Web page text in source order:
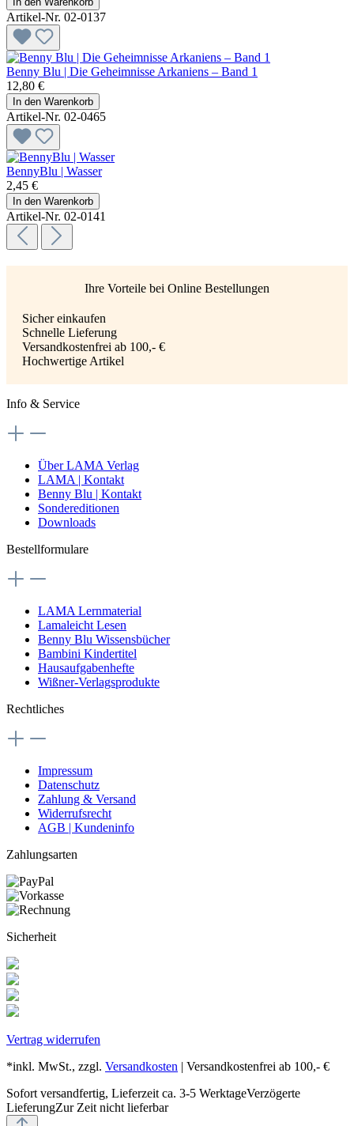
Artikel-Nr. 02-0137
Benny Blu | Die Geheimnisse Arkaniens – Band 1
12,80 €
In den Warenkorb
Artikel-Nr. 02-0465
BennyBlu | Wasser
2,45 €
In den Warenkorb
Artikel-Nr. 02-0141
Ihre Vorteile bei Online Bestellungen
Sicher einkaufen
Schnelle Lieferung
Versandkostenfrei ab 100,- €
Hochwertige Artikel
Info & Service
Über LAMA Verlag
LAMA | Kontakt
Benny Blu | Kontakt
Sondereditionen
Downloads
Bestellformulare
LAMA Lernmaterial
Lamaleicht Lesen
Benny Blu Wissensbücher
Bambini Kindertitel
Hausaufgabenhefte
Wißner-Verlagsprodukte
Rechtliches
Impressum
Datenschutz
Zahlung & Versand
Widerrufsrecht
AGB | Kundeninfo
Zahlungsarten
Sicherheit
Vertrag widerrufen
*inkl. MwSt., zzgl. Versandkosten | Versandkostenfrei ab 100,- €
Sofort versandfertig, Lieferzeit ca. 3-5 WerktageVerzögerte
LieferungZur Zeit nicht lieferbar